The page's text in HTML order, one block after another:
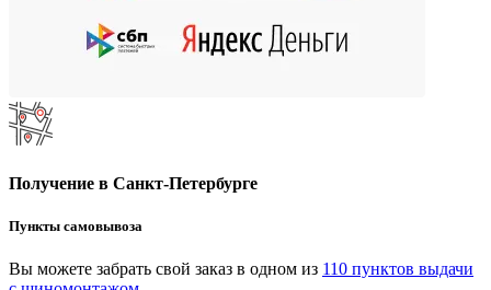
Получение в Санкт-Петербурге
Пункты самовывоза
Вы можете забрать свой заказ в одном из 110 пунктов выдачи